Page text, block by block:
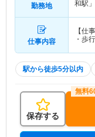
勤務地
和駅
仕事内容
【仕
・歩
駅から徒歩5分以内
保存する